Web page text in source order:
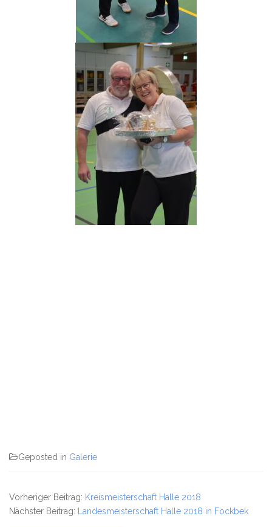
Geposted in Galerie
Vorheriger Beitrag: Kreismeisterschaft Halle 2018
Nächster Beitrag:
Landesmeisterschaft Halle 2018 in Fockbek